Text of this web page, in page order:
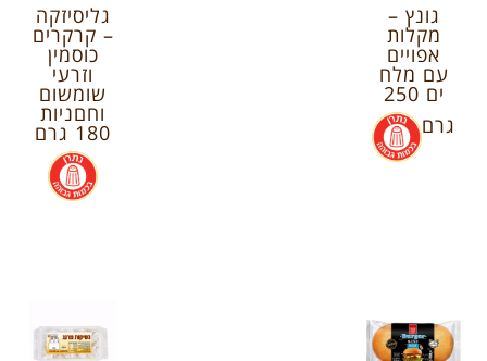
גונץ –
מקלות
אפויים
עם מלח
ים 250
גרם
.
גליסיזקה
– קרקרים
כוסמין
וזרעי
שומשום
וחםניות
180 גרם
.